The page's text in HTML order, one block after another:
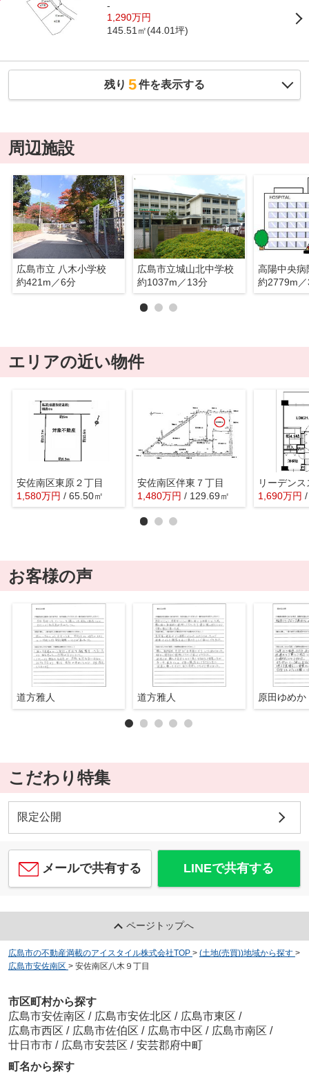
-
1,290万円
145.51㎡(44.01坪)
残り 5件を表示する
周辺施設
広島市立 八木小学校
約421m／6分
広島市立城山北中学校
約1037m／13分
高陽中央
約2779m
エリアの近い物件
安佐南区東原２丁目
1,580万円 / 65.50㎡
安佐南区伴東７丁目
1,480万円 / 129.69㎡ 1,690万円
お客様の声
道方雅人 道方雅人 原田ゆめか
こだわり特集
限定公開
メールで共有する LINEで共有する
ページトップへ
広島市の不動産満載のアイスタイル株式会社TOP > (土地(売買))地域から探す >
広島市安佐南区 > 安佐南区八木９丁目
市区町村から探す
広島市安佐南区 / 広島市安佐北区 / 広島市東区 /
広島市西区 / 広島市佐伯区 / 広島市中区 / 広島市南区 /
廿日市市 / 広島市安芸区 / 安芸郡府中町
町名から探す